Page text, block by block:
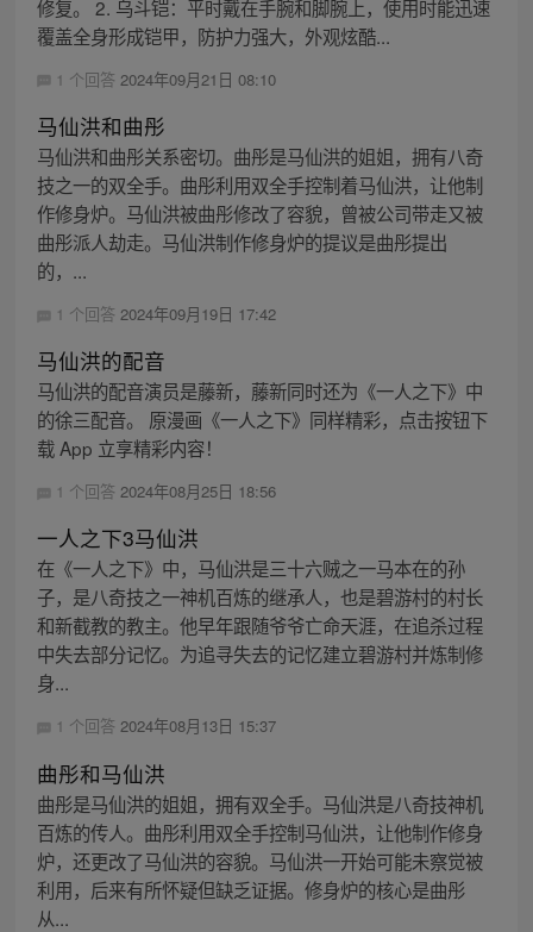
修复。 2. 乌斗铠：平时戴在手腕和脚腕上，使用时能迅速
覆盖全身形成铠甲，防护力强大，外观炫酷...
1 个回答 2024年09月21日 08:10
马仙洪和曲彤
马仙洪和曲彤关系密切。曲彤是马仙洪的姐姐，拥有八奇
技之一的双全手。曲彤利用双全手控制着马仙洪，让他制
作修身炉。马仙洪被曲彤修改了容貌，曾被公司带走又被
曲彤派人劫走。马仙洪制作修身炉的提议是曲彤提出
的，...
1 个回答 2024年09月19日 17:42
马仙洪的配音
马仙洪的配音演员是藤新，藤新同时还为《一人之下》中
的徐三配音。 原漫画《一人之下》同样精彩，点击按钮下
载 App 立享精彩内容！
1 个回答 2024年08月25日 18:56
一人之下3马仙洪
在《一人之下》中，马仙洪是三十六贼之一马本在的孙
子，是八奇技之一神机百炼的继承人，也是碧游村的村长
和新截教的教主。他早年跟随爷爷亡命天涯，在追杀过程
中失去部分记忆。为追寻失去的记忆建立碧游村并炼制修
身...
1 个回答 2024年08月13日 15:37
曲彤和马仙洪
曲彤是马仙洪的姐姐，拥有双全手。马仙洪是八奇技神机
百炼的传人。曲彤利用双全手控制马仙洪，让他制作修身
炉，还更改了马仙洪的容貌。马仙洪一开始可能未察觉被
利用，后来有所怀疑但缺乏证据。修身炉的核心是曲彤
从...